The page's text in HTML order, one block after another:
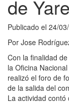
de
Publicado el 24/
Por Jose
Con la finalidad
la Oficina
realizó el foro de
de la salida del
La actividad